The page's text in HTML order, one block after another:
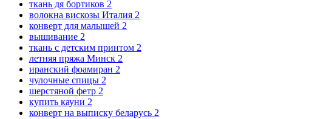
ткань дя бортиков 2
волокна вискозы Италия 2
конверт для малышей 2
вышивание 2
ткань с детским принтом 2
летняя пряжа Минск 2
иранский фоамиран 2
чулочные спицы 2
шерстяной фетр 2
купить кауни 2
конверт на выписку беларусь 2